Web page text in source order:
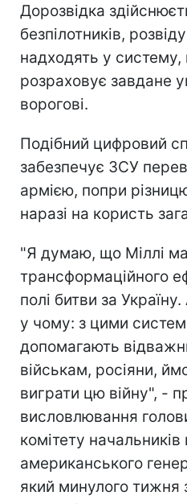
Дорозвідка
безпілотників,
надходять у систему,
розраховує завдане
ворогові.
Подібний цифровий
забезпечує ЗСУ
армією, попри
наразі на користь
"Я думаю, що Міллі
трансформаційного
полі битви за
у чому: з цими
допомагають
військам, росіяни,
виграти цю війну", -
висловлювання
комітету начальників
американського
який минулого тижня